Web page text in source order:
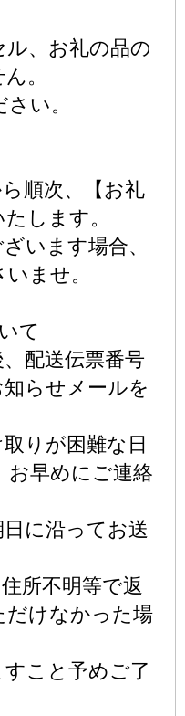
、お礼の品の
。
い。
順次、【お礼
します。
います場合、
ませ。
て
配送伝票番号
知らせメールを
りが困難な日
お早めにご連絡
に沿ってお送
所不明等で返
だけなかった場
こと予めご了